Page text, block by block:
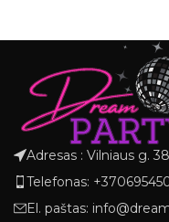
Adresas : Vilniaus g.
Telefonas:
El. paštas: